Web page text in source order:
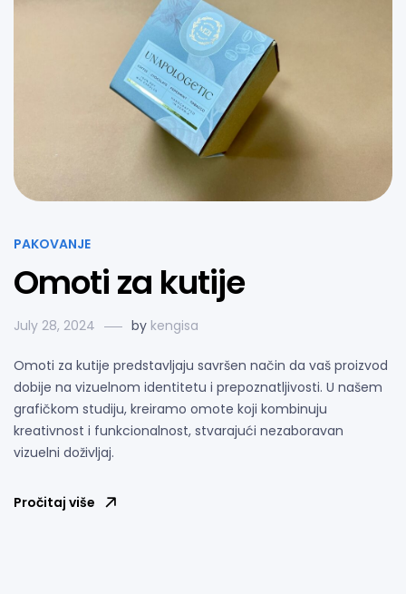
PAKOVANJE
Omoti za kutije
July 28, 2024 by kengisa
Omoti za kutije predstavljaju savršen način da vaš proizvod
dobije na vizuelnom identitetu i prepoznatljivosti. U našem
grafičkom studiju, kreiramo omote koji kombinuju
kreativnost i funkcionalnost, stvarajući nezaboravan
vizuelni doživljaj.
Pročitaj više